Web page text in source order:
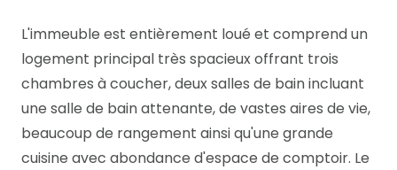
L'immeuble est entièrement loué et comprend un
logement principal très spacieux offrant trois
chambres à coucher, deux salles de bain incluant
une salle de bain attenante, de vastes aires de vie,
beaucoup de rangement ainsi qu'une grande
cuisine avec abondance d'espace de comptoir. Le